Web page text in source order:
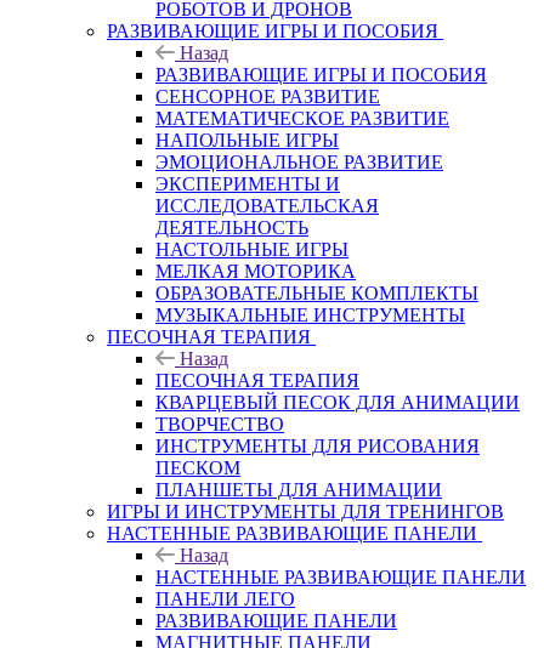
РОБОТОВ И ДРОНОВ
РАЗВИВАЮЩИЕ ИГРЫ И ПОСОБИЯ
Назад
РАЗВИВАЮЩИЕ ИГРЫ И ПОСОБИЯ
СЕНСОРНОЕ РАЗВИТИЕ
МАТЕМАТИЧЕСКОЕ РАЗВИТИЕ
НАПОЛЬНЫЕ ИГРЫ
ЭМОЦИОНАЛЬНОЕ РАЗВИТИЕ
ЭКСПЕРИМЕНТЫ И
ИССЛЕДОВАТЕЛЬСКАЯ
ДЕЯТЕЛЬНОСТЬ
НАСТОЛЬНЫЕ ИГРЫ
МЕЛКАЯ МОТОРИКА
ОБРАЗОВАТЕЛЬНЫЕ КОМПЛЕКТЫ
МУЗЫКАЛЬНЫЕ ИНСТРУМЕНТЫ
ПЕСОЧНАЯ ТЕРАПИЯ
Назад
ПЕСОЧНАЯ ТЕРАПИЯ
КВАРЦЕВЫЙ ПЕСОК ДЛЯ АНИМАЦИИ
ТВОРЧЕСТВО
ИНСТРУМЕНТЫ ДЛЯ РИСОВАНИЯ
ПЕСКОМ
ПЛАНШЕТЫ ДЛЯ АНИМАЦИИ
ИГРЫ И ИНСТРУМЕНТЫ ДЛЯ ТРЕНИНГОВ
НАСТЕННЫЕ РАЗВИВАЮЩИЕ ПАНЕЛИ
Назад
НАСТЕННЫЕ РАЗВИВАЮЩИЕ ПАНЕЛИ
ПАНЕЛИ ЛЕГО
РАЗВИВАЮЩИЕ ПАНЕЛИ
МАГНИТНЫЕ ПАНЕЛИ